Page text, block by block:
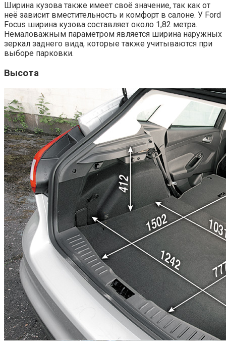
Ширина кузова также имеет своё значение, так как от
неё зависит вместительность и комфорт в салоне. У Ford
Focus ширина кузова составляет около 1,82 метра.
Немаловажным параметром является ширина наружных
зеркал заднего вида, которые также учитываются при
выборе парковки.
Высота